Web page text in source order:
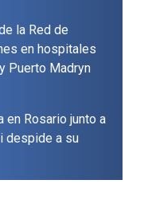
la Red de
en hospitales
Puerto Madryn
en Rosario junto a
despide a su